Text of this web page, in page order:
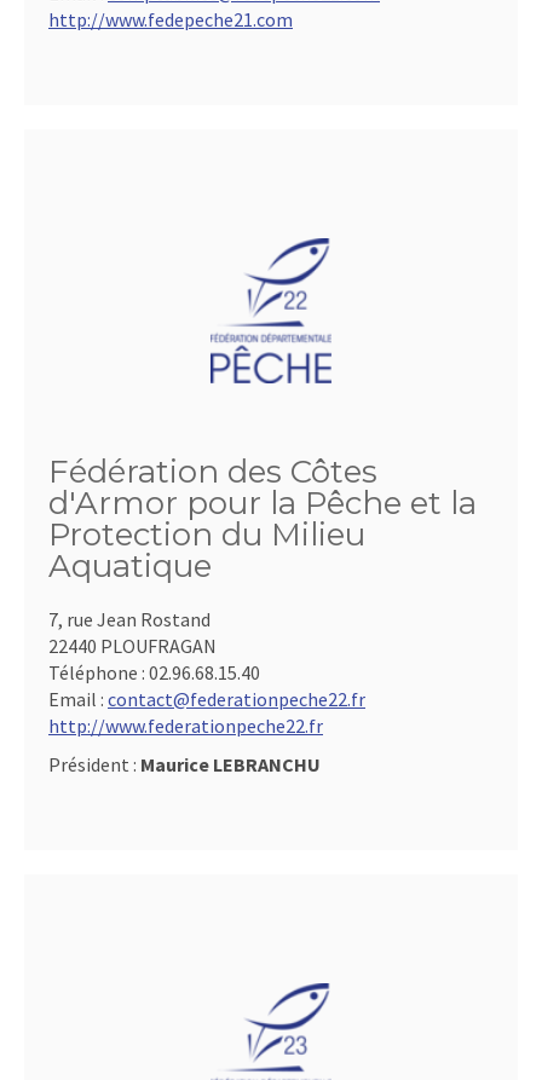
http://www.fedepeche21.com
Fédération des Côtes
d'Armor pour la Pêche et la
Protection du Milieu
Aquatique
7, rue Jean Rostand
22440 PLOUFRAGAN
Téléphone : 02.96.68.15.40
Email : contact@federationpeche22.fr
http://www.federationpeche22.fr
Président : Maurice LEBRANCHU